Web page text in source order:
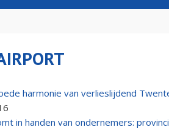
harmonie van verlieslijdend
in handen van ondernemers: